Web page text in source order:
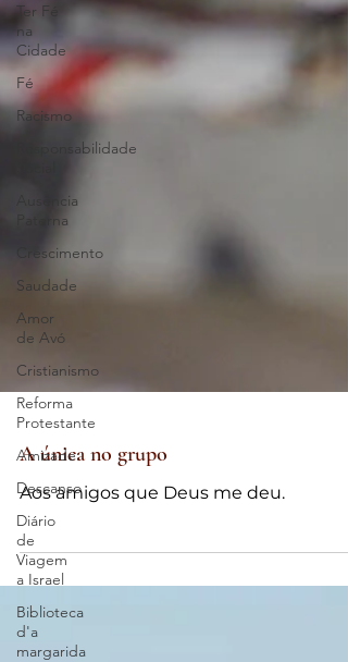
Ter Fé
na
Cidade
Fé
Racismo
Responsabilidade
Ausência
Paterna
Crescimento
Saudade
Amor
de Avó
Cristianismo
Reforma
Protestante
Amizade
Descanso
Diário
de
Viagem
a Israel
Biblioteca
d'a
margarida
A única no grupo
Aos amigos que Deus me deu.